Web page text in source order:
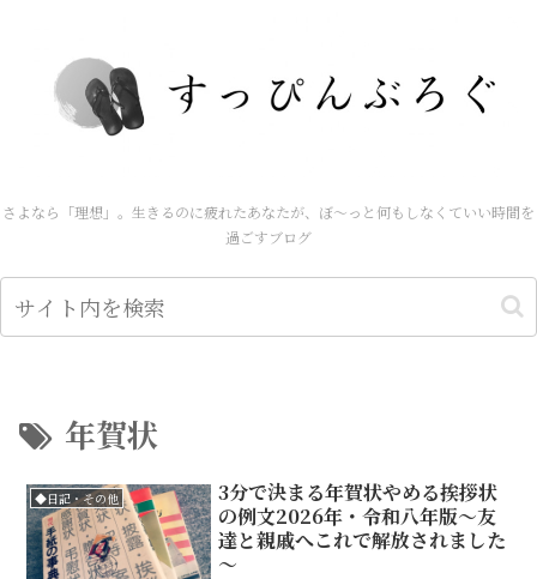
さよなら「理想」。生きるのに疲れたあなたが、ぼ～っと何もしなくていい時間を
過ごすブログ
年賀状
◆日記・その他
3分で決まる年賀状やめる挨拶状
の例文2026年・令和八年版～友
達と親戚へこれで解放されました
～